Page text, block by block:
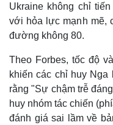
Ukraine không chỉ
với hỏa lực mạnh mẽ,
đường không 80.
Theo Forbes, tốc độ
khiến các chỉ huy
rằng "Sự chậm trễ
huy nhóm tác chiến
đánh giá sai lầm về